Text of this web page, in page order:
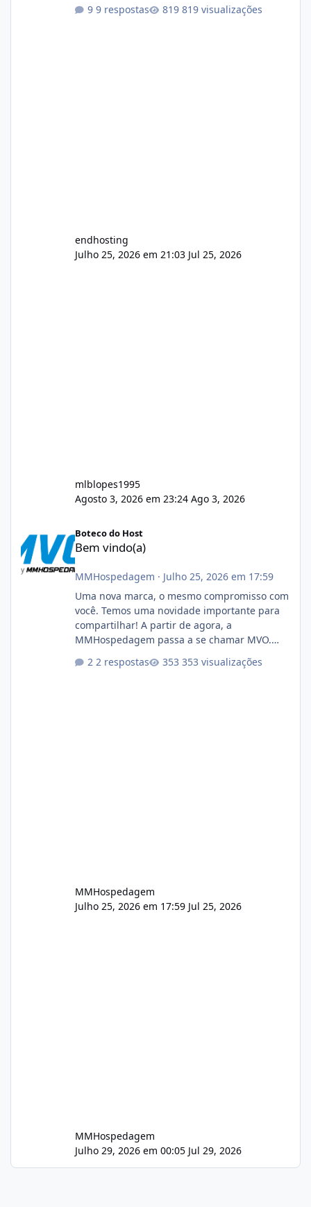
9 respostas
819 visualizações
endhosting
Julho 25, 2026 em 21:03 Jul 25, 2026
mlblopes1995
Agosto 3, 2026 em 23:24 Ago 3, 2026
Boteco do Host
Bem vindo(a)
MMHospedagem · Julho 25, 2026 em 17:59
Uma nova marca, o mesmo compromisso com
você. Temos uma novidade importante para
compartilhar! A partir de agora, a
MMHospedagem passa a se chamar MVO.
da nossa empresa. Ao longo dos anos,
2 respostas 353 visualizações
MMHospedagem
Julho 25, 2026 em 17:59 Jul 25, 2026
MMHospedagem
Julho 29, 2026 em 00:05 Jul 29, 2026